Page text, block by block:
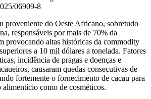
06909-8
proveniente do Oeste Africano, sobretudo
responsáveis por mais de 70% da
provocando altas históricas da commodity
a 10 mil dólares a tonelada. Fatores
incidência de pragas e doenças e
causaram quedas consecutivas de
fortemente o fornecimento de cacau para
como de cosméticos.